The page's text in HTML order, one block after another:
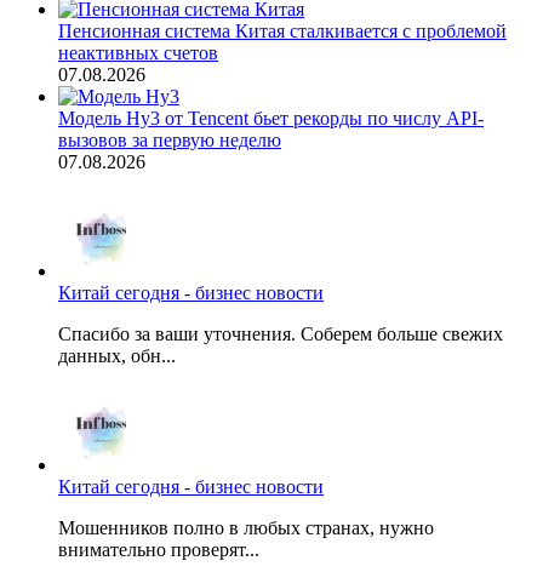
Пенсионная система Китая сталкивается с проблемой
неактивных счетов
07.08.2026
Модель Hy3 от Tencent бьет рекорды по числу API-
вызовов за первую неделю
07.08.2026
Китай сегодня - бизнес новости
Спасибо за ваши уточнения. Соберем больше свежих
данных, обн...
Китай сегодня - бизнес новости
Мошенников полно в любых странах, нужно
внимательно проверят...